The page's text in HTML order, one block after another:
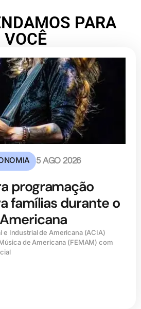
PARA
VOCÊ
5 AGO 2026
programação
famílias durante o
e Industrial de Americana (ACIA)
de Americana (FEMAM) com